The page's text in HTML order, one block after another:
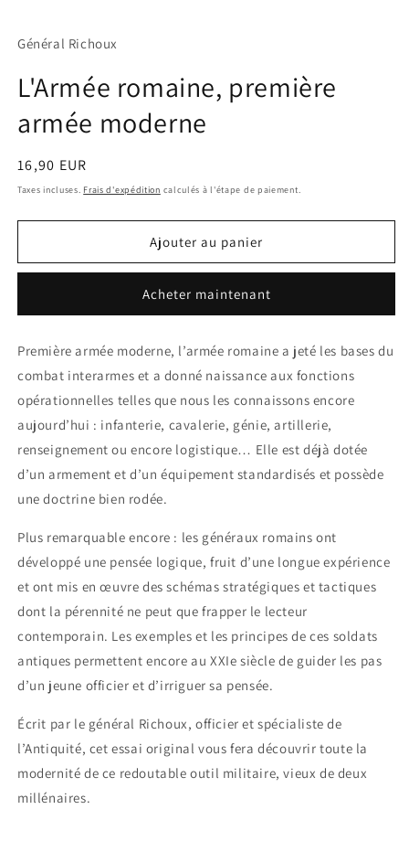
fenêtre
Général Richoux
L'Armée romaine, première
armée moderne
Prix
habituel
16,90 EUR
Taxes incluses. Frais d'expédition calculés à l'étape de paiement.
Ajouter au panier
Acheter maintenant
Première armée moderne, l’armée romaine a jeté les bases du
combat interarmes et a donné naissance aux fonctions
opérationnelles telles que nous les connaissons encore
aujourd’hui : infanterie, cavalerie, génie, artillerie,
renseignement ou encore logistique… Elle est déjà dotée
d’un armement et d’un équipement standardisés et possède
une doctrine bien rodée.
Plus remarquable encore : les généraux romains ont
développé une pensée logique, fruit d’une longue expérience
et ont mis en œuvre des schémas stratégiques et tactiques
dont la pérennité ne peut que frapper le lecteur
contemporain. Les exemples et les principes de ces soldats
antiques permettent encore au XXIe siècle de guider les pas
d’un jeune officier et d’irriguer sa pensée.
Écrit par le général Richoux, officier et spécialiste de
l’Antiquité, cet essai original vous fera découvrir toute la
modernité de ce redoutable outil militaire, vieux de deux
millénaires.